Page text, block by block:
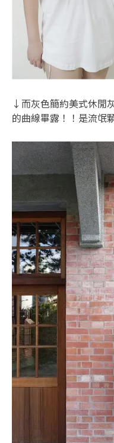
↓而灰色簡約美式休閒
的曲線畢露！！是流氓